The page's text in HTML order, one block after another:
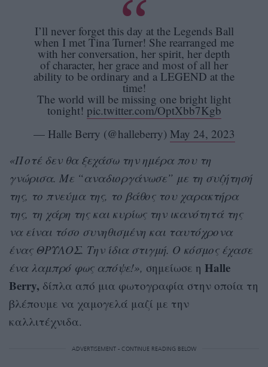
I’ll never forget this day at the Legends Ball
when I met Tina Turner! She rearranged me
with her conversation, her spirit, her depth
of character, her grace and most of all her
ability to be ordinary and a LEGEND at the
time!
The world will be missing one bright light
tonight! pic.twitter.com/OptXbb7Kgb
— Halle Berry (@halleberry) May 24, 2023
«Ποτέ δεν θα ξεχάσω την ημέρα που τη
γνώρισα. Με “αναδιοργάνωσε” με τη συζήτησή
της, το πνεύμα της, το βάθος του χαρακτήρα
της, τη χάρη της και κυρίως την ικανότητά της
να είναι τόσο συνηθισμένη και ταυτόχρονα
ένας ΘΡΥΛΟΣ. Την ίδια στιγμή. Ο κόσμος έχασε
ένα λαμπρό φως απόψε!», σημείωσε η Halle
Berry, δίπλα από μια φωτογραφία στην οποία τη
βλέπουμε να χαμογελά μαζί με την
καλλιτέχνιδα.
ADVERTISEMENT - CONTINUE READING BELOW